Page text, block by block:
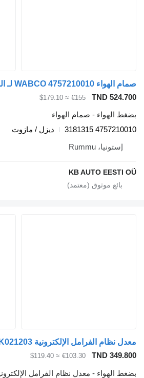
TND
€155
≈ $179.10
الهواء - صمام الهواء
4757210010
ديزل / مازوت
إستونيا، Rummu
KB AUTO EESTI
TND
€103.30
≈ $119.40
الهواء - معدل نظام الفرامل الإلكترونية